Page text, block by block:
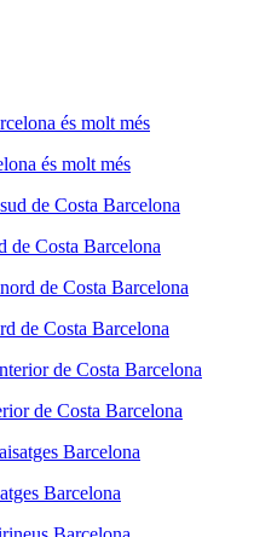
és molt més
de Costa Barcelona
de Costa Barcelona
de Costa Barcelona
Barcelona